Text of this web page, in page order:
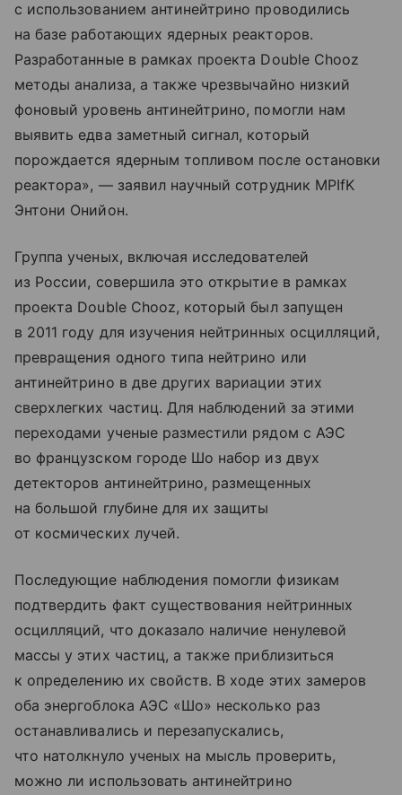
с использованием антинейтрино проводились
на базе работающих ядерных реакторов.
Разработанные в рамках проекта Double Chooz
методы анализа, а также чрезвычайно низкий
фоновый уровень антинейтрино, помогли нам
выявить едва заметный сигнал, который
порождается ядерным топливом после остановки
реактора», — заявил научный сотрудник MPIfK
Энтони Онийон.
Группа ученых, включая исследователей
из России, совершила это открытие в рамках
проекта Double Chooz, который был запущен
в 2011 году для изучения нейтринных осцилляций,
превращения одного типа нейтрино или
антинейтрино в две других вариации этих
сверхлегких частиц. Для наблюдений за этими
переходами ученые разместили рядом с АЭС
во французском городе Шо набор из двух
детекторов антинейтрино, размещенных
на большой глубине для их защиты
от космических лучей.
Последующие наблюдения помогли физикам
подтвердить факт существования нейтринных
осцилляций, что доказало наличие ненулевой
массы у этих частиц, а также приблизиться
к определению их свойств. В ходе этих замеров
оба энергоблока АЭС «Шо» несколько раз
останавливались и перезапускались,
что натолкнуло ученых на мысль проверить,
можно ли использовать антинейтрино